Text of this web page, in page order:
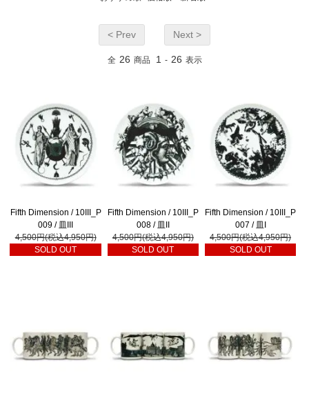
< Prev Next >
全 26 商品 1 - 26 表示
Fifth Dimension / 10III_P
009 / 皿III
4,500円(税込4,950円)
SOLD OUT
Fifth Dimension / 10III_P
008 / 皿II
4,500円(税込4,950円)
SOLD OUT
Fifth Dimension / 10III_P
007 / 皿I
4,500円(税込4,950円)
SOLD OUT